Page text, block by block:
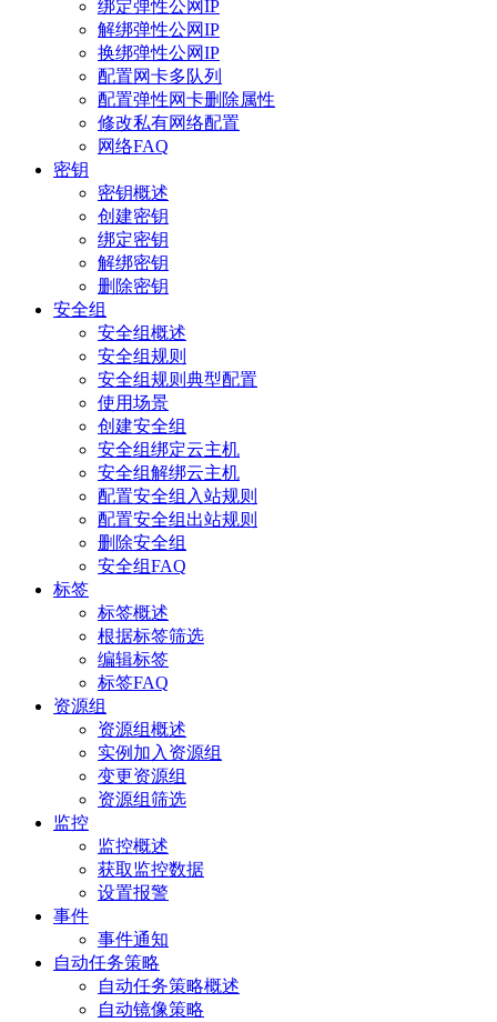
绑定弹性公网IP
解绑弹性公网IP
换绑弹性公网IP
配置网卡多队列
配置弹性网卡删除属性
修改私有网络配置
网络FAQ
密钥
密钥概述
创建密钥
绑定密钥
解绑密钥
删除密钥
安全组
安全组概述
安全组规则
安全组规则典型配置
使用场景
创建安全组
安全组绑定云主机
安全组解绑云主机
配置安全组入站规则
配置安全组出站规则
删除安全组
安全组FAQ
标签
标签概述
根据标签筛选
编辑标签
标签FAQ
资源组
资源组概述
实例加入资源组
变更资源组
资源组筛选
监控
监控概述
获取监控数据
设置报警
事件
事件通知
自动任务策略
自动任务策略概述
自动镜像策略